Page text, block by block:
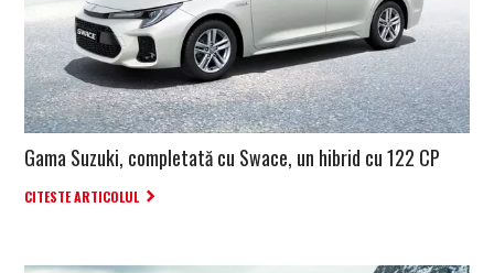
Gama Suzuki, completată cu Swace, un hibrid cu 122 CP
CITESTE ARTICOLUL